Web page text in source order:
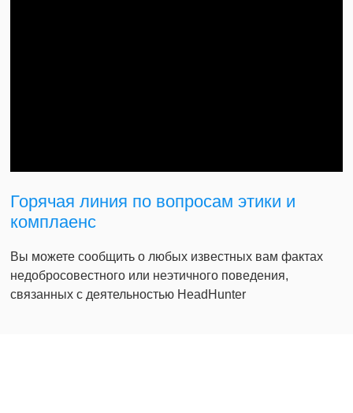
Горячая линия по вопросам этики и
комплаенс
Вы можете сообщить о любых известных вам фактах
недобросовестного или неэтичного поведения,
связанных с деятельностью HeadHunter